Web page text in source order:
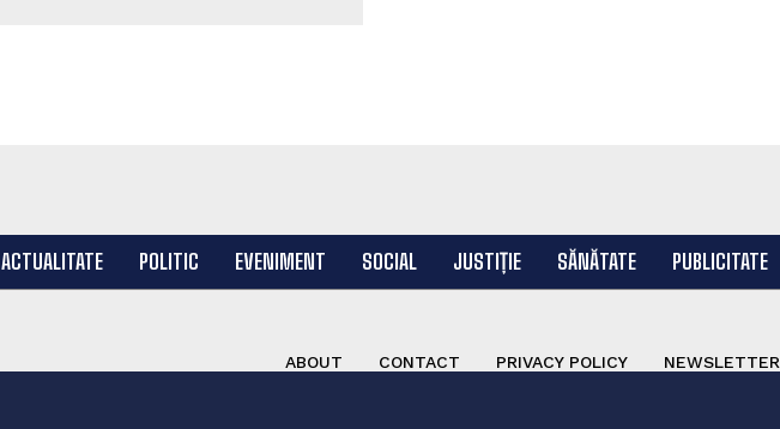
ACTUALITATE POLITIC EVENIMENT SOCIAL JUSTIȚIE SĂNĂTATE PUBLICITATE
ABOUT CONTACT PRIVACY POLICY NEWSLETTER